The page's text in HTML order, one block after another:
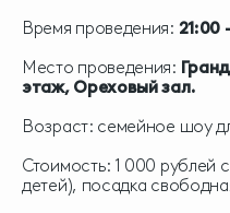
Время проведения: 21:00
Место проведения:
этаж, Ореховый зал.
Возраст: семейное шоу
Стоимость: 1 000 рублей
детей), посадка